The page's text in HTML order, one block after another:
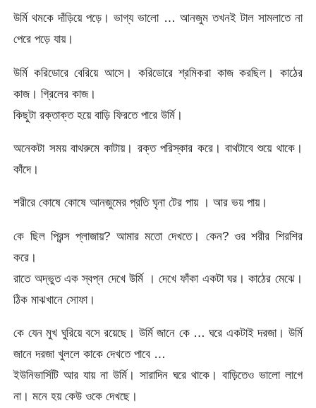
উর্মি থমকে দাঁড়িয়ে পড়ে। ভাগ্য ভালো … আনজুম তখনই টাল সামলাতে না
পেরে পড়ে যায়।
উর্মি করিডোরে বেরিয়ে আসে। করিডোরে শ্রমিকরা কাজ করছিল। কাঠের
কাজ। গ্রিলের কাজ।
কিছুটা রক্তাক্ত হয়ে বাড়ি ফিরতে পারে উর্মি।
অনেকটা সময় বাথরুমে কাটায়। রক্ত পরিস্কার করে। বাথটাবে শুয়ে থাকে।
কাঁদে।
শরীরে কোষে কোষে আনজুমের প্রতি ঘৃনা টের পায় । আর ভয় পায়।
কে ছিল প্রিন্স প্লাজায়? আমার মতো দেখতে। কেন? ওর শরীর শিরশির
করে।
রাতে অদ্ভুত এক স্বপ্ন দেখে উর্মি । দেখে ফাঁকা একটা ঘর। কাঠের মেঝে।
ঠিক মাঝখানে সোফা।
কে যেন মুখ ঘুরিয়ে বসে রয়েছে। উর্মি জানে কে … ঘরে একটাই দরজা। উর্মি
জানে দরজা খুললে কাকে দেখতে পাবে …
ইউনিভার্সিটি আর যায় না উর্মি। সারাদিন ঘরে থাকে। বাড়িতেও ভালো লাগে
না। মনে হয় কেউ ওকে দেখছে।